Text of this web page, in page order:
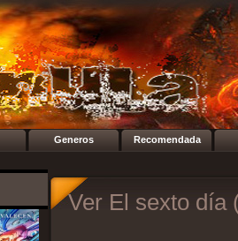
Generos Recomendada
Ver El sexto día